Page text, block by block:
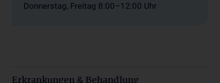
Donnerstag, Freitag 8:00–12:00 Uhr